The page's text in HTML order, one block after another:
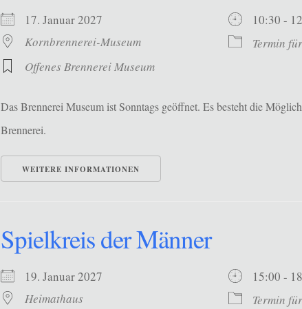
17. Januar 2027
10:30 -
Kornbrennerei-Museum
Termin
Offenes Brennerei Museum
Das Brennerei Museum ist Sonntags geöffnet. Es besteht die
Brennerei.
WEITERE INFORMATIONEN
Spielkreis der Männer
19. Januar 2027
15:00 -
Heimathaus
Termin